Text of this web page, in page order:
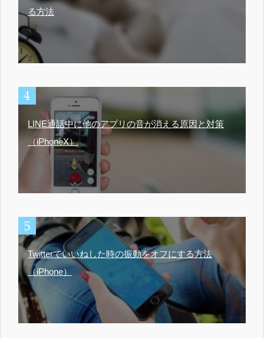
る方法
LINE通話中に他のアプリの音が消える原因と対策
（iPhoneX）
Twitterでいいねした時の振動をオフにする方法
（iPhone）